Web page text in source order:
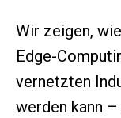
Wir zeigen,
Edge-
vernetzten
werden kann